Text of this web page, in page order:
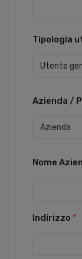
Tipologia
Azienda /
Nome
Indirizzo *